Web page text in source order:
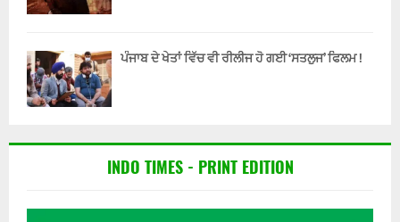
ਪੰਜਾਬ ਦੇ ਖੇਤਾਂ ਵਿੱਚ ਵੀ ਰੀਲੀਜ ਹੋ ਗਈ ‘ਸਤਲੁਜ’ ਫਿਲਮ !
INDO TIMES - PRINT EDITION